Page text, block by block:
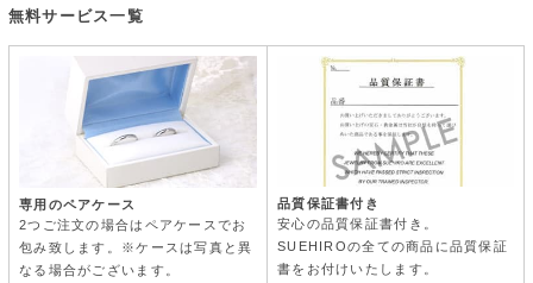
無料サービス一覧
専用のペアケース
2つご注文の場合はペアケースでお
包み致します。※ケースは写真と異
なる場合がございます。
品質保証書付き
安心の品質保証書付き。
SUEHIROの全ての商品に品質保証
書をお付けいたします。